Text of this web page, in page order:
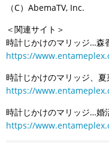
（C）AbemaTV, Inc.
＜関連サイト＞
時計じかけのマリッジ…森
https://
時計じかけのマリッジ、
https://
時計じかけのマリッジ…婚
https://